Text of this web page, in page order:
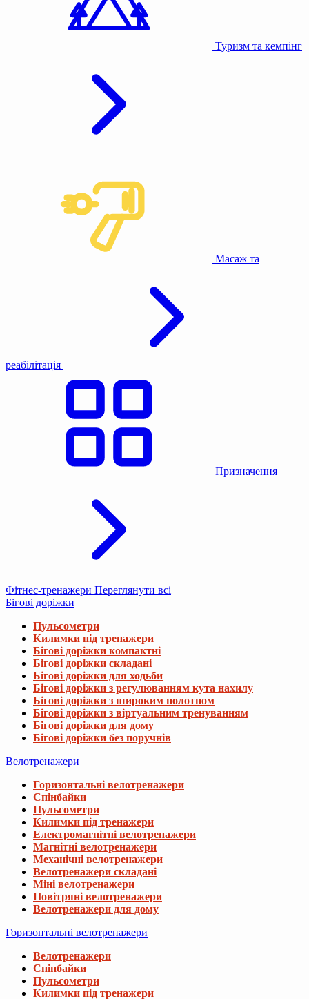
Туризм та кемпінг
Масаж та
реабілітація
Призначення
Фітнес-тренажери Переглянути всі
Бігові доріжки
Пульсометри
Килимки під тренажери
Бігові доріжки компактні
Бігові доріжки складані
Бігові доріжки для ходьби
Бігові доріжки з регулюванням кута нахилу
Бігові доріжки з широким полотном
Бігові доріжки з віртуальним тренуванням
Бігові доріжки для дому
Бігові доріжки без поручнів
Велотренажери
Горизонтальні велотренажери
Спінбайки
Пульсометри
Килимки під тренажери
Електромагнітні велотренажери
Магнітні велотренажери
Механічні велотренажери
Велотренажери складані
Міні велотренажери
Повітряні велотренажери
Велотренажери для дому
Горизонтальні велотренажери
Велотренажери
Спінбайки
Пульсометри
Килимки під тренажери